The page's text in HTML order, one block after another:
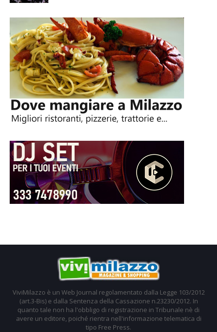
ViviMilazzo è un Web Journal regolamentato dalla Legge 103/2012
(art.3-Bis) e dalla Sentenza della Cassazione n.23230/2012. In
quanto tale non ha l'obbligo di registrazione in Tribunale nè di
avere un editore, poiché rientra nell'informazione telematica di
tipo Free Press.